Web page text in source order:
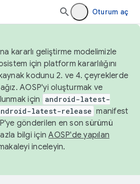
Oturum aç
kararlı geliştirme modelimizle
için platform kararlılığını
kodunu 2. ve 4. çeyreklerde
AOSP'yi oluşturmak ve
için
android-latest-
latest-release manifest
gönderilen en son sürümü
bilgi içinAOSP'de yapılan
inceleyin.